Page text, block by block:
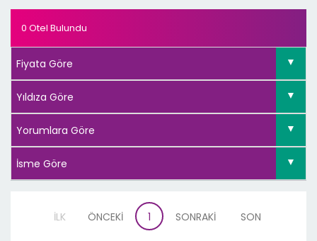
0 Otel Bulundu
İLK ÖNCEKİ 1 SONRAKİ SON